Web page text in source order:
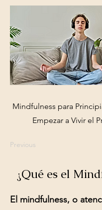
Mindfulness para
Empezar a Vivir el
Previous
¿Qué es el
El mindfulness, o